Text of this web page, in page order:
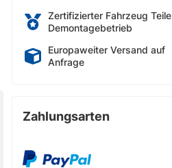
Zertifizierter Fahrzeug Teile
Demontagebetrieb
Europaweiter Versand auf
Anfrage
Zahlungsarten